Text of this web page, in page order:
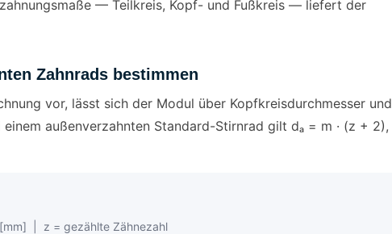
— Teilkreis, Kopf- und Fußkreis — liefert der
Zahnrads bestimmen
vor, lässt sich der Modul über Kopfkreisdurchmesser und
einem außenverzahnten Standard-Stirnrad gilt dₐ = m · (z + 2),
| z = gezählte Zähnezahl